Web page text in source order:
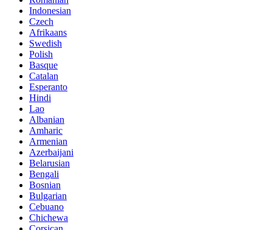
Indonesian
Czech
Afrikaans
Swedish
Polish
Basque
Catalan
Esperanto
Hindi
Lao
Albanian
Amharic
Armenian
Azerbaijani
Belarusian
Bengali
Bosnian
Bulgarian
Cebuano
Chichewa